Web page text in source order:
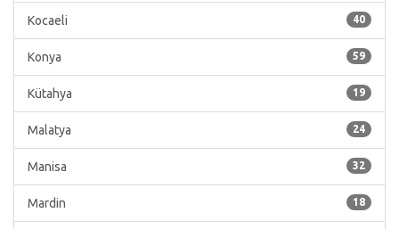
40
Kocaeli
59
Konya
19
Kütahya
24
Malatya
32
Manisa
18
Mardin